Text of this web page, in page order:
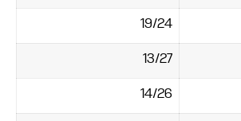
19/24
13/27
14/26